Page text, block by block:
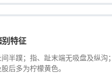
别特征
间半蹼；指、趾末端无吸盘及纵
后多为柠檬黄色。